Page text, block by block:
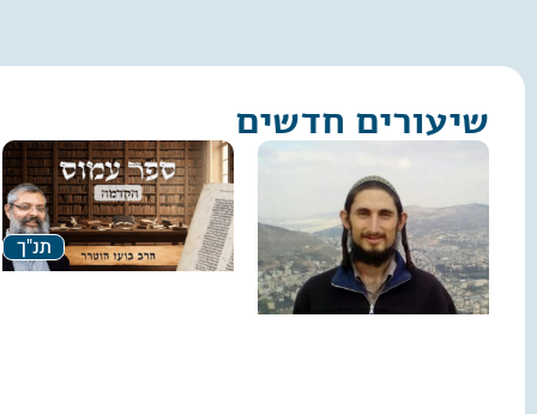
שיעורים חדשים
תנ"ך